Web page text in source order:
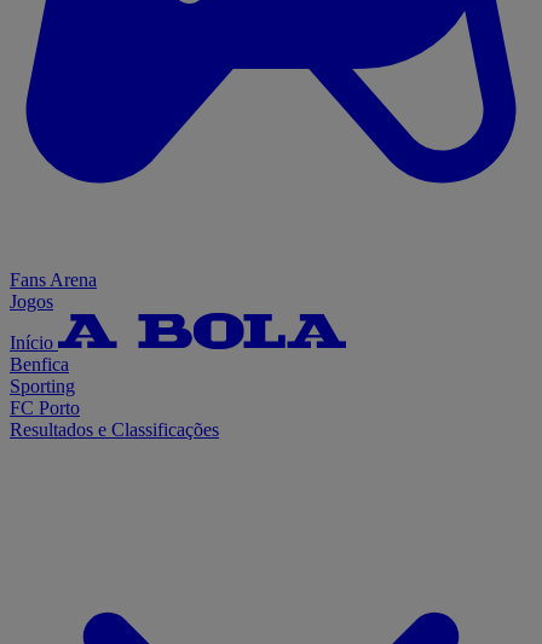
Fans Arena
Jogos
Início
Benfica
Sporting
FC Porto
Resultados e Classificações